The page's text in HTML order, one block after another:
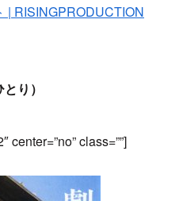
| RISINGPRODUCTION
り）
center=”no” class=””]